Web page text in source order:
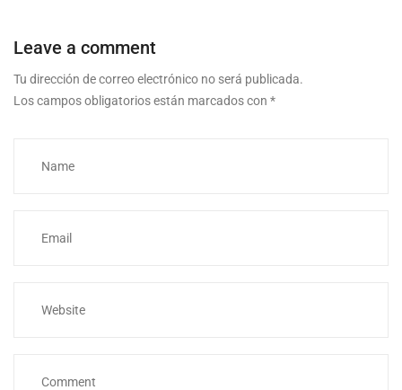
Leave a comment
Tu dirección de correo electrónico no será publicada.
Los campos obligatorios están marcados con *